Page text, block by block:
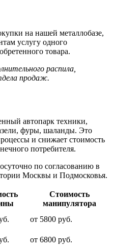
на нашей металлобазе,
услугу одного
товара.
распила,
продаж.
автопарк техники,
фуры, шаланды. Это
и снижает стоимость
потребителя.
по согласованию в
Москвы и Подмосковья.
Стоимость
манипулятора
от 5800 руб.
от 6800 руб.